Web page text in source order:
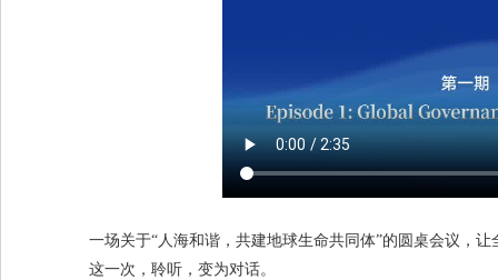
一场关于“人海和谐，共建地球生命共同体”的圆桌会议，让
这一次，聆听，变为对话。